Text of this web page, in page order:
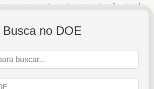
processuais e de comunicação geral
de 16 de Junho de 2026
Busca no DOE